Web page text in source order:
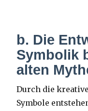
b. Die
Symbolik
alten
Durch die
Symbole